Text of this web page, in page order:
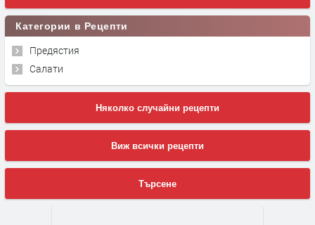
Категории в Рецепти
Предястия
Салати
Няколко случайни рецепти
Виж всички рецепти
Търсене